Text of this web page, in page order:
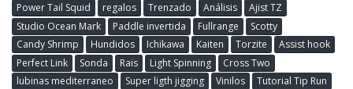
Power Tail Squid
regalos Trenzado Análisis
Ajist TZ
Studio Ocean Mark
Paddle invertida Fullrange
Scotty
Candy Shrimp
Hundidos Ichikawa Kaiten Torzite
Assist hook
Perfect Link
Sonda Rais Light Spinning
Cross Two
lubinas mediterraneo
Super ligth jigging Vinilos
Tutorial Tip Run